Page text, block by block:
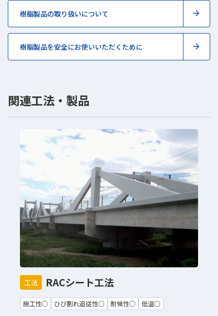
樹脂製品の取り扱いについて
樹脂製品を安全にお使いいただくために
関連工法・製品
工法 RACシート工法
施工性○ ひび割れ追従性○ 耐候性○ 低温○